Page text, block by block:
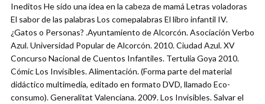
Ineditos He sido una idea en la cabeza de mamá Letras voladoras
El sabor de las palabras Los comepalabras El libro infantil IV.
¿Gatos o Personas? .Ayuntamiento de Alcorcón. Asociación Verbo
Azul. Universidad Popular de Alcorcón. 2010. Ciudad Azul. XV
Concurso Nacional de Cuentos Infantiles. Tertulia Goya 2010.
Cómic Los Invisibles. Alimentación. (Forma parte del material
didáctico multimedia, editado en formato DVD, llamado Eco-
consumo). Generalitat Valenciana. 2009. Los Invisibles. Salvar el